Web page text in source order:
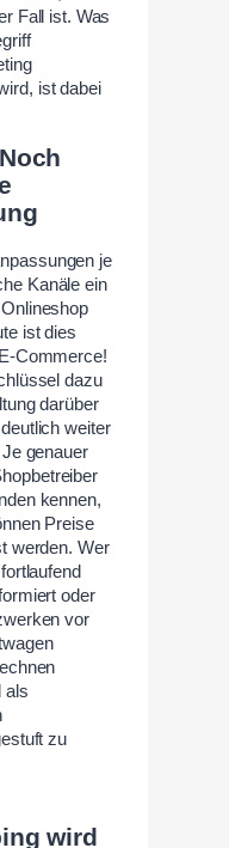
Fall ist. Was
ist dabei
je
Kanäle ein
ist dies
Commerce!
dazu
darüber
weiter
genauer
kennen,
Preise
werden. Wer
oder
vor
als
zu
wird